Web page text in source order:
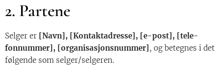
2. Partene
Selger er [Navn], [Kontaktadresse], [e-post], [tele-
fonnummer], [organisasjonsnummer], og betegnes i det
følgende som selger/selgeren.